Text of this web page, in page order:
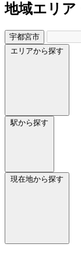
地域エリア
宇都宮市
エリアから探す
駅から探す
現在地から探す